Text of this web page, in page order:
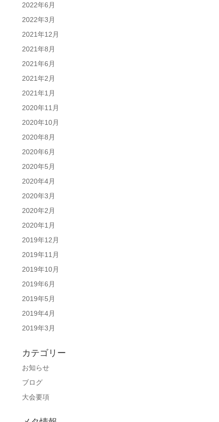
2022年6月
2022年3月
2021年12月
2021年8月
2021年6月
2021年2月
2021年1月
2020年11月
2020年10月
2020年8月
2020年6月
2020年5月
2020年4月
2020年3月
2020年2月
2020年1月
2019年12月
2019年11月
2019年10月
2019年6月
2019年5月
2019年4月
2019年3月
カテゴリー
お知らせ
ブログ
大会要項